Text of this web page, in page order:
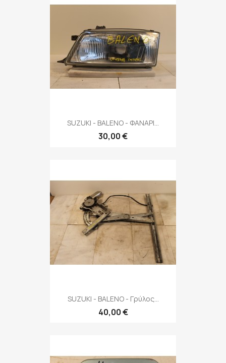
SUZUKI - BALENO - ΦΑΝΑΡΙ...
30,00 €
SUZUKI - BALENO - Γρύλος...
40,00 €